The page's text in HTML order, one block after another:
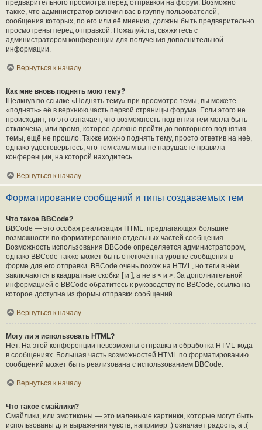
предварительного просмотра перед отправкой на форум. Возможно
также, что администратор включил вас в группу пользователей,
сообщения которых, по его или её мнению, должны быть предварительно
просмотрены перед отправкой. Пожалуйста, свяжитесь с
администратором конференции для получения дополнительной
информации.
Вернуться к началу
Как мне вновь поднять мою тему?
Щёлкнув по ссылке «Поднять тему» при просмотре темы, вы можете
«поднять» её в верхнюю часть первой страницы форума. Если этого не
происходит, то это означает, что возможность поднятия тем могла быть
отключена, или время, которое должно пройти до повторного поднятия
темы, ещё не прошло. Также можно поднять тему, просто ответив на неё,
однако удостоверьтесь, что тем самым вы не нарушаете правила
конференции, на которой находитесь.
Вернуться к началу
Форматирование сообщений и типы создаваемых тем
Что такое BBCode?
BBCode — это особая реализация HTML, предлагающая большие
возможности по форматированию отдельных частей сообщения.
Возможность использования BBCode определяется администратором,
однако BBCode также может быть отключён на уровне сообщения в
форме для его отправки. BBCode очень похож на HTML, но теги в нём
заключаются в квадратные скобки [ и ], а не в < и >. За дополнительной
информацией о BBCode обратитесь к руководству по BBCode, ссылка на
которое доступна из формы отправки сообщений.
Вернуться к началу
Могу ли я использовать HTML?
Нет. На этой конференции невозможны отправка и обработка HTML-кода
в сообщениях. Большая часть возможностей HTML по форматированию
сообщений может быть реализована с использованием BBCode.
Вернуться к началу
Что такое смайлики?
Смайлики, или эмотиконы — это маленькие картинки, которые могут быть
использованы для выражения чувств, например :) означает радость, а :(